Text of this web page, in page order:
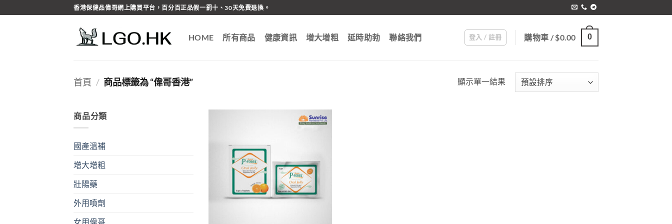
to
香港保健品偉哥網上購買平台，百分百正品假一罰十、30天免費退換。
HOME 所有商品 健康資訊 增大增粗 延時助勃 聯絡我們 登入 / 註冊 購物車 /$0.00 0
首頁 / 商品標籤為 “偉哥香港” 顯示單一結果
商品分類
國產溫補
增大增粗
壯陽藥
外用噴劑
女用偉哥